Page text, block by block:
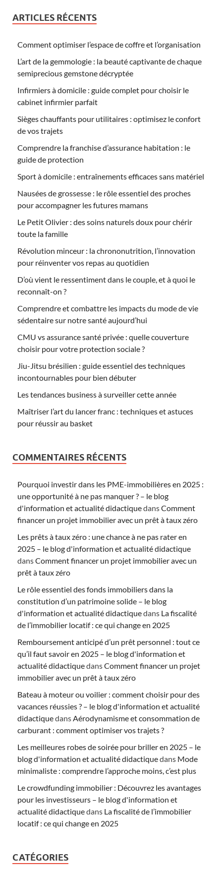
ARTICLES RÉCENTS
Comment optimiser l’espace de coffre et l’organisation
L’art de la gemmologie : la beauté captivante de chaque
semiprecious gemstone décryptée
Infirmiers à domicile : guide complet pour choisir le
cabinet infirmier parfait
Sièges chauffants pour utilitaires : optimisez le confort
de vos trajets
Comprendre la franchise d’assurance habitation : le
guide de protection
Sport à domicile : entraînements efficaces sans matériel
Nausées de grossesse : le rôle essentiel des proches
pour accompagner les futures mamans
Le Petit Olivier : des soins naturels doux pour chérir
toute la famille
Révolution minceur : la chrononutrition, l’innovation
pour réinventer vos repas au quotidien
D’où vient le ressentiment dans le couple, et à quoi le
reconnaît-on ?
Comprendre et combattre les impacts du mode de vie
sédentaire sur notre santé aujourd’hui
CMU vs assurance santé privée : quelle couverture
choisir pour votre protection sociale ?
Jiu-Jitsu brésilien : guide essentiel des techniques
incontournables pour bien débuter
Les tendances business à surveiller cette année
Maîtriser l’art du lancer franc : techniques et astuces
pour réussir au basket
COMMENTAIRES RÉCENTS
Pourquoi investir dans les PME-immobilières en 2025 :
une opportunité à ne pas manquer ? – le blog
d'information et actualité didactiquedansComment
financer un projet immobilier avec un prêt à taux zéro
Les prêts à taux zéro : une chance à ne pas rater en
2025 – le blog d'information et actualité didactique
dansComment financer un projet immobilier avec un
prêt à taux zéro
Le rôle essentiel des fonds immobiliers dans la
constitution d’un patrimoine solide – le blog
d'information et actualité didactiquedans La fiscalité
de l’immobilier locatif : ce qui change en 2025
Remboursement anticipé d’un prêt personnel : tout ce
qu’il faut savoir en 2025 – le blog d'information et
actualité didactiquedansComment financer un projet
immobilier avec un prêt à taux zéro
Bateau à moteur ou voilier : comment choisir pour des
vacances réussies ? – le blog d'information et actualité
didactiquedansAérodynamisme et consommation de
carburant : comment optimiser vos trajets ?
Les meilleures robes de soirée pour briller en 2025 – le
blog d'information et actualité didactiquedans Mode
minimaliste : comprendre l’approche moins, c’est plus
Le crowdfunding immobilier : Découvrez les avantages
pour les investisseurs – le blog d'information et
actualité didactiquedans La fiscalité de l’immobilier
locatif : ce qui change en 2025
CATÉGORIES